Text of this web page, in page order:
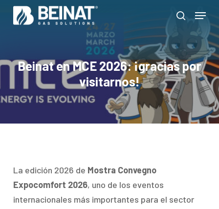
Skip
search
Menu
Beinat en MCE 2026: ¡gracias por
visitarnos!
La edición 2026 de Mostra Convegno
Expocomfort 2026, uno de los eventos
internacionales más importantes para el sector
Close
Menu